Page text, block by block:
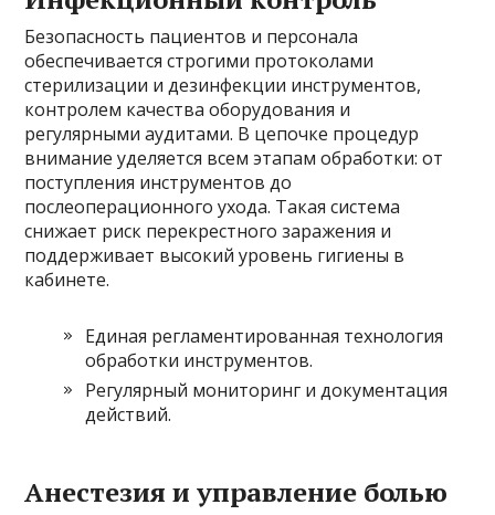
Безопасность пациентов и персонала
обеспечивается строгими протоколами
стерилизации и дезинфекции инструментов,
контролем качества оборудования и
регулярными аудитами. В цепочке процедур
внимание уделяется всем этапам обработки: от
поступления инструментов до
послеоперационного ухода. Такая система
снижает риск перекрестного заражения и
поддерживает высокий уровень гигиены в
кабинете.
Единая регламентированная технология
обработки инструментов.
Регулярный мониторинг и документация
действий.
Анестезия и управление болью